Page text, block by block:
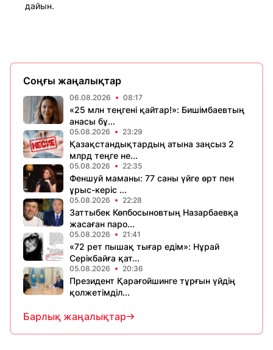
дайын.
Соңғы жаңалықтар
06.08.2026 08:17
«25 млн теңгені қайтар!»: Бишімбаевтың
анасы бұ...
05.08.2026 23:29
Қазақстандықтардың атына заңсыз 2
млрд теңге не...
05.08.2026 22:35
Феншуй маманы: 77 саны үйге өрт пен
ұрыс-керіс ...
05.08.2026 22:28
Заттыбек Көпбосыновтың Назарбаевқа
жасаған паро...
05.08.2026 21:41
«72 рет пышақ тығар едім»: Нұрай
Серікбайға қат...
05.08.2026 20:36
Президент Қарағойшинге тұрғын үйдің
қолжетімділ...
Барлық жаңалықтар